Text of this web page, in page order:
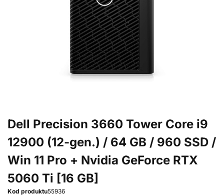
Dell Precision 3660 Tower Core i9
12900 (12-gen.) / 64 GB / 960 SSD /
Win 11 Pro + Nvidia GeForce RTX
5060 Ti [16 GB]
Kod produktu55936